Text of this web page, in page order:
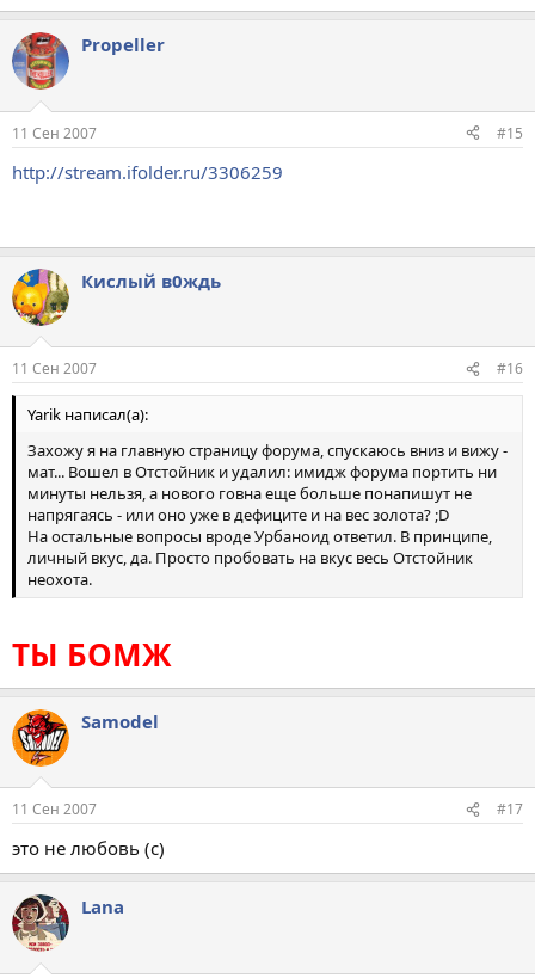
Propeller
11 Сен 2007 #15
http://stream.ifolder.ru/3306259
Кислый в0ждь
11 Сен 2007 #16
Yarik написал(а):
Захожу я на главную страницу форума, спускаюсь вниз и вижу -
мат... Вошел в Отстойник и удалил: имидж форума портить ни
минуты нельзя, а нового гoвна еще больше понапишут не
напрягаясь - или оно уже в дефиците и на вес золота? ;D
На остальные вопросы вроде Урбаноид ответил. В принципе,
личный вкус, да. Просто пробовать на вкус весь Отстойник
неохота.
ТЫ БОМЖ
Samodel
11 Сен 2007 #17
это не любовь (с)
Lana